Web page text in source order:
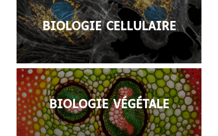
BIOLOGIE CELLULAIRE
BIOLOGIE VÉGÉTALE